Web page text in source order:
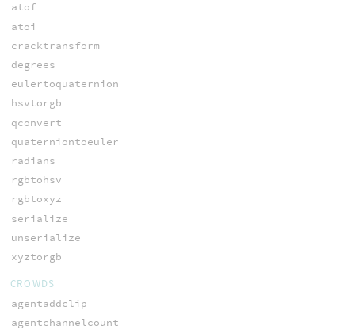
atof
atoi
cracktransform
degrees
eulertoquaternion
hsvtorgb
qconvert
quaterniontoeuler
radians
rgbtohsv
rgbtoxyz
serialize
unserialize
xyztorgb
CROWDS
agentaddclip
agentchannelcount